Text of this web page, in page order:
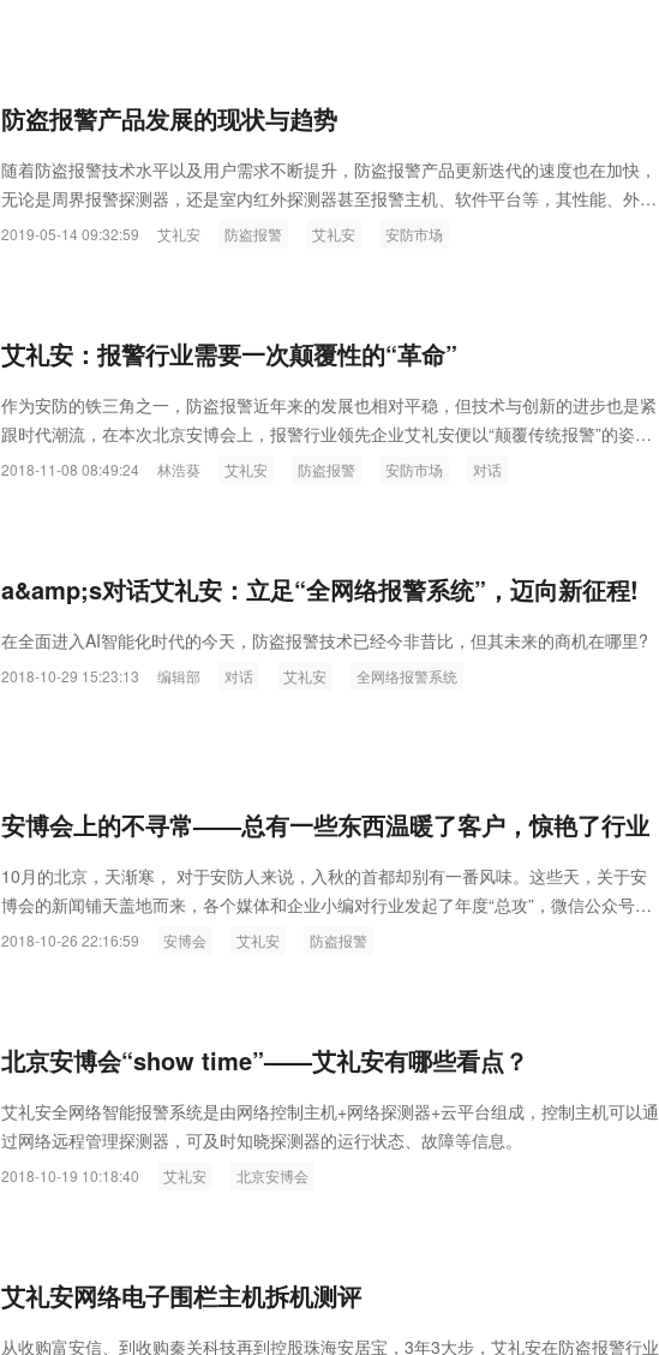
防盗报警产品发展的现状与趋势
随着防盗报警技术水平以及用户需求不断提升，防盗报警产品更新迭代的速度也在加快，
无论是周界报警探测器，还是室内红外探测器甚至报警主机、软件平台等，其性能、外
观、应用领域等都在发生着变化，尤其是在网络化日益成熟的今天，防盗报警产品也不断
2019-05-14 09:32:59 艾礼安 防盗报警 艾礼安 安防市场
艾礼安：报警行业需要一次颠覆性的“革命”
作为安防的铁三角之一，防盗报警近年来的发展也相对平稳，但技术与创新的进步也是紧
跟时代潮流，在本次北京安博会上，报警行业领先企业艾礼安便以“颠覆传统报警”的姿态
亮相，引起了业内的高度重视，笔者在展会期间采访了艾礼安董事长袁小平，阐述了其对
2018-11-08 08:49:24 林浩葵 艾礼安 防盗报警 安防市场 对话
a&amp;s对话艾礼安：立足“全网络报警系统”，迈向新征程!
在全面进入AI智能化时代的今天，防盗报警技术已经今非昔比，但其未来的商机在哪里?
2018-10-29 15:23:13 编辑部 对话 艾礼安 全网络报警系统
安博会上的不寻常——总有一些东西温暖了客户，惊艳了行业
10月的北京，天渐寒， 对于安防人来说，入秋的首都却别有一番风味。这些天，关于安
博会的新闻铺天盖地而来，各个媒体和企业小编对行业发起了年度“总攻”，微信公众号、
朋友圈、各大媒体网站、自媒体号等平台一度“沦陷”。从开展到撤展，4天的时间，我们或
2018-10-26 22:16:59 安博会 艾礼安 防盗报警
北京安博会“show time”——艾礼安有哪些看点？
艾礼安全网络智能报警系统是由网络控制主机+网络探测器+云平台组成，控制主机可以通
过网络远程管理探测器，可及时知晓探测器的运行状态、故障等信息。
2018-10-19 10:18:40 艾礼安 北京安博会
艾礼安网络电子围栏主机拆机测评
从收购富安信、到收购秦关科技再到控股珠海安居宝，3年3大步，艾礼安在防盗报警行业